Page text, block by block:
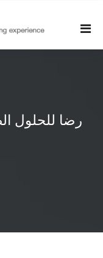
رضا للحلول